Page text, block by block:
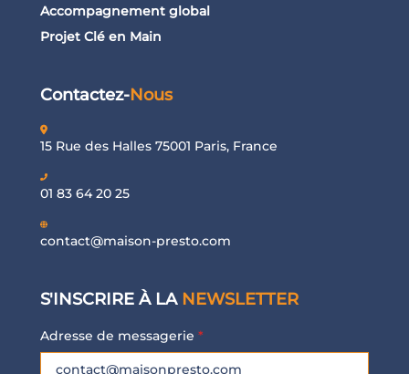
Accompagnement global
Projet Clé en Main
Contactez-Nous
15 Rue des Halles 75001 Paris, France
01 83 64 20 25
contact@maison-presto.com
S'INSCRIRE À LA NEWSLETTER
Adresse de messagerie *